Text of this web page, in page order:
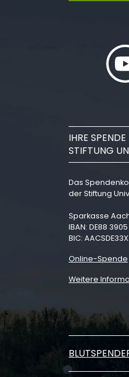
IHRE SPENDE
STIFTUNG
Das
der Stiftung
Sparkasse
IBAN: DE88
BIC:
Online-Spende
Weitere